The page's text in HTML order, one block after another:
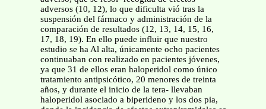
adversos (10, 12), lo que dificulta vió tras la
suspensión del fármaco y administración de la
comparación de resultados (12, 13, 14, 15, 16,
17, 18, 19). En ello puede influir que nuestro
estudio se ha Al alta, únicamente ocho pacientes
continuaban con realizado en pacientes jóvenes,
ya que 31 de ellos eran haloperidol como único
tratamiento antipsicótico, 20 menores de treinta
años, y durante el inicio de la tera- llevaban
haloperidol asociado a biperideno y los dos pia,